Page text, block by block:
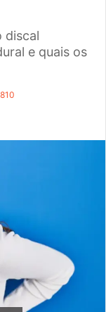
discal
e quais os